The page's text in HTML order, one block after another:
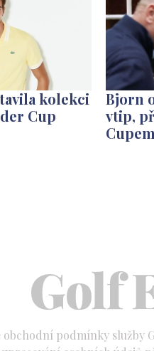
kolekci
Cup
Bjorn
vtip,
Cupem
obchodní podmínky služby